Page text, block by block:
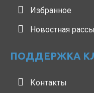
Избранное
Новостная
ПОДДЕРЖКА
Контакты